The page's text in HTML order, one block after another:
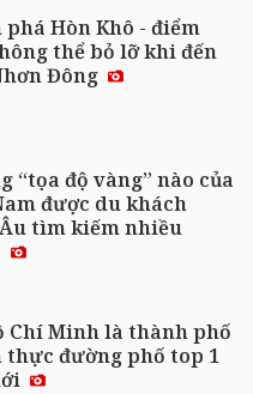
phá Hòn Khô - điểm
thể bỏ lỡ khi đến
Đông
“tọa độ vàng” nào của
được du khách
tìm kiếm nhiều
Chí Minh là thành phố
thực đường phố top 1